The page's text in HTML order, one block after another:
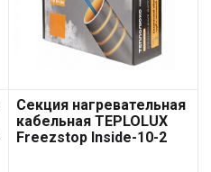
Секция нагревательная
кабельная TEPLOLUX
Freezstop Inside-10-2